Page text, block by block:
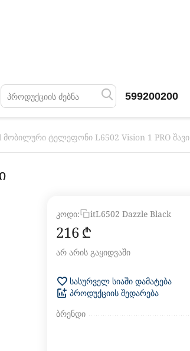
599200200
მობილური ტელეფონი L6502 Vision 1 PRO შავი
კოდი: itL6502 Dazzle Black
‍216‍₾
არ არის გაყიდვაში
სასურველ სიაში დამატება
პროდუქციის შედარება
ბრენდი